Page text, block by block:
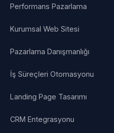
Performans Pazarlama
Kurumsal Web Sitesi
Pazarlama Danışmanlığı
İş Süreçleri Otomasyonu
Landing Page Tasarımı
CRM Entegrasyonu